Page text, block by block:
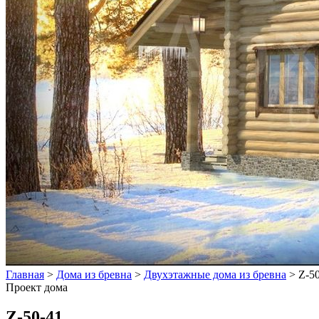
Главная > Дома из бревна > Двухэтажные дома из бревна > Z-
Проект дома